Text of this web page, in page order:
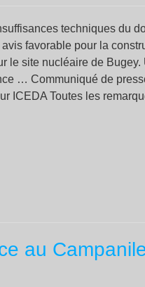
techniques du
favorable pour la
le site nucléaire de
… Communiqué de
ICEDA Toutes les
au